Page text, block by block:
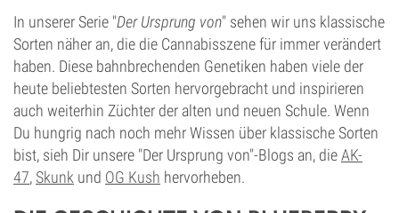
In unserer Serie "Der Ursprung von" sehen wir uns klassische
Sorten näher an, die die Cannabisszene für immer verändert
haben. Diese bahnbrechenden Genetiken haben viele der
heute beliebtesten Sorten hervorgebracht und inspirieren
auch weiterhin Züchter der alten und neuen Schule. Wenn
Du hungrig nach noch mehr Wissen über klassische Sorten
bist, sieh Dir unsere "Der Ursprung von"-Blogs an, dieAK-
47, Skunk und OG Kush hervorheben.